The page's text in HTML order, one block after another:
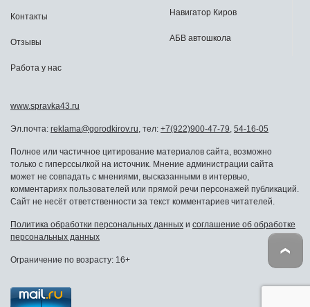
Контакты
Отзывы
Работа у нас
Навигатор Киров
АБВ автошкола
www.spravka43.ru
Эл.почта: reklama@gorodkirov.ru, тел: +7(922)900-47-79, 54-16-05
Полное или частичное цитирование материалов сайта, возможно
только с гиперссылкой на источник. Мнение администрации сайта
может не совпадать с мнениями, высказанными в интервью,
комментариях пользователей или прямой речи персонажей публикаций.
Сайт не несёт ответственности за текст комментариев читателей.
Политика обработки персональных данных и соглашение об обработке
персональных данных
Ограничение по возрасту: 16+